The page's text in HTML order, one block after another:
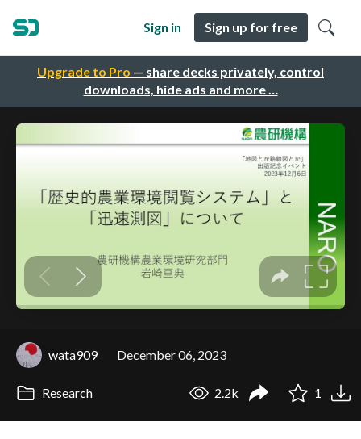
Upgrade to Pro — share decks privately, control
downloads, hide ads and more …
Sign in Sign up for free
wata909 December 06, 2023
Research 2.2k 1